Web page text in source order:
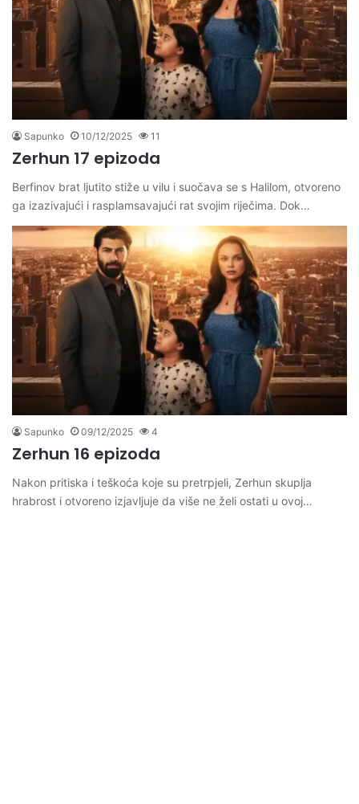
Sapunko 10/12/2025 11
Zerhun 17 epizoda
Berfinov brat ljutito stiže u vilu i suočava se s Halilom, otvoreno
ga izazivajući i rasplamsavajući rat svojim riječima. Dok…
Sapunko 09/12/2025 4
Zerhun 16 epizoda
Nakon pritiska i teškoća koje su pretrpjeli, Zerhun skuplja
hrabrost i otvoreno izjavljuje da više ne želi ostati u ovoj…